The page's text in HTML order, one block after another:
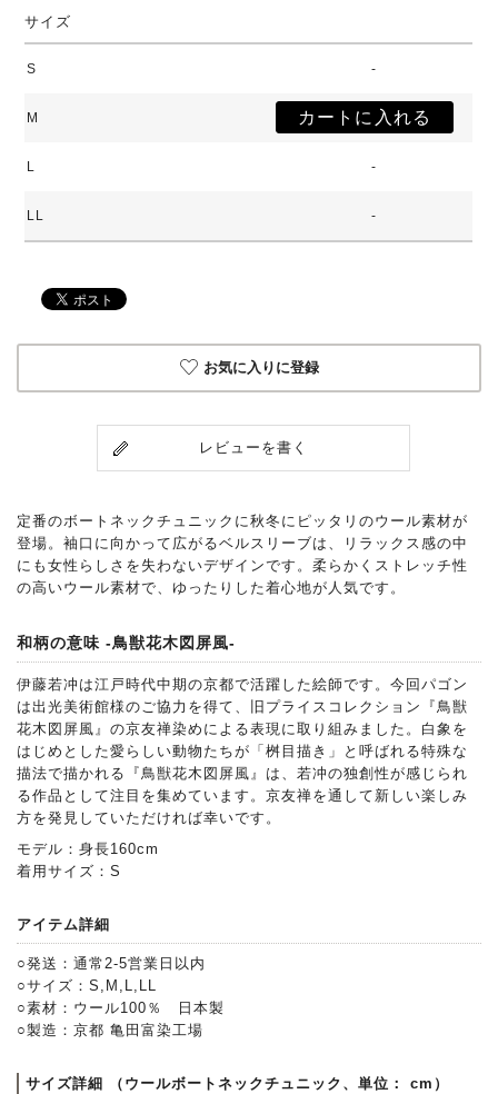
サイズ
S -
M
L -
LL -
お気に入りに登録
レビューを書く
定番のボートネックチュニックに秋冬にピッタリのウール素材が
登場。袖口に向かって広がるベルスリーブは、リラックス感の中
にも女性らしさを失わないデザインです。柔らかくストレッチ性
の高いウール素材で、ゆったりした着心地が人気です。
和柄の意味 -鳥獣花木図屏風-
伊藤若冲は江戸時代中期の京都で活躍した絵師です。今回パゴン
は出光美術館様のご協力を得て、旧プライスコレクション『鳥獣
花木図屏風』の京友禅染めによる表現に取り組みました。白象を
はじめとした愛らしい動物たちが「桝目描き」と呼ばれる特殊な
描法で描かれる『鳥獣花木図屏風』は、若冲の独創性が感じられ
る作品として注目を集めています。京友禅を通して新しい楽しみ
方を発見していただければ幸いです。
モデル：身長160cm
着用サイズ：S
アイテム詳細
○発送：通常2-5営業日以内
○サイズ：S,M,L,LL
○素材：ウール100％ 日本製
○製造：京都 亀田富染工場
サイズ詳細 （ウールボートネックチュニック、単位： cm）